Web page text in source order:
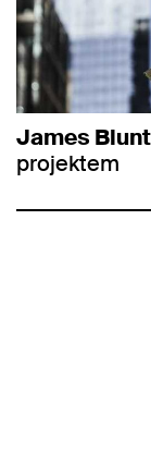
James Blunt
projektem